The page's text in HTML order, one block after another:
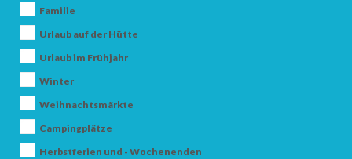
Familie
Urlaub auf der Hütte
Urlaub im Frühjahr
Winter
Weihnachtsmärkte
Campingplätze
Herbstferien und - Wochenenden